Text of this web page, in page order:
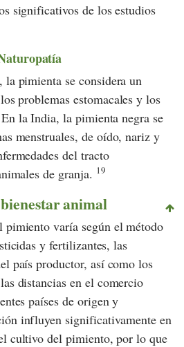
significativos de los estudios
pimienta se considera un
problemas estomacales y los
la India, la pimienta negra se
menstruales, de oído, nariz y
del tracto
de granja. 19
animal
varía según el método
y fertilizantes, las
país productor, así como los
distancias en el comercio
países de origen y
influyen significativamente en
cultivo del pimiento, por lo que